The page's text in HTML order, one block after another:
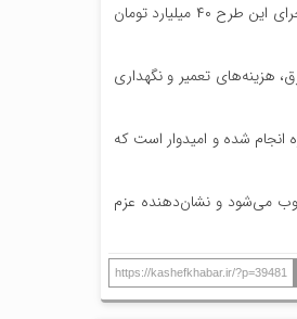
مدیرعامل شرکت توزیع نیروی برق استان گیلان همچنین به اهمیت مشارکت مردم در این فرآیند اشاره کرد و اظهار داشت: برای اجرای این طرح ۴۰ میلیارد تومان
هزینه‌های تعمیر و نگهداری
انجام شده و امیدوار است که
می‌شود و نشان‌دهنده عزم
https://kashefkhabar.ir/?p=39481